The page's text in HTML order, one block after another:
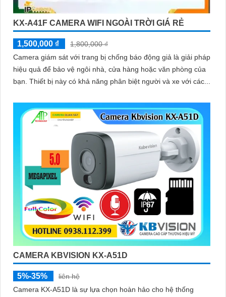
KX-A41F CAMERA WIFI NGOÀI TRỜI GIÁ RẺ
1,500,000 ₫
1,800,000 ₫
Camera giám sát với trang bị chống báo động giả là giải pháp
hiệu quả để bảo vệ ngôi nhà, cửa hàng hoặc văn phòng của
bạn. Thiết bị này có khả năng phân biệt người và xe với các...
CAMERA KBVISION KX-A51D
5%-35%
liên hệ
Camera KX-A51D là sự lựa chọn hoàn hảo cho hệ thống